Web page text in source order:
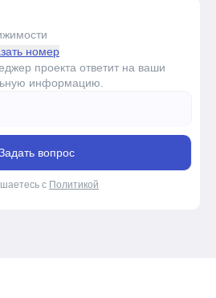
номер
проекта ответит на ваши
информацию.
вопрос
с Политикой